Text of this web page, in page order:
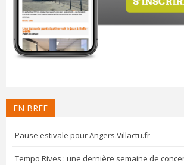
EN BREF
Pause estivale pour Angers.Villactu.fr
Tempo Rives : une dernière semaine de